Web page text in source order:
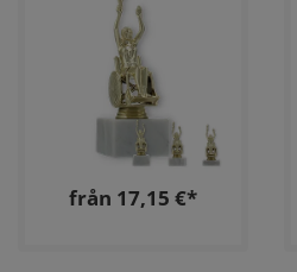
från 17,15 €*